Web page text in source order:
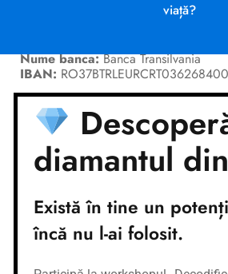
viață?
Nume banca:Banca Transilvania
IBAN:
Nume cont:
Nume banca:Banca Transilvania
IBAN:
Link-uri utile
Cursuri
Meditații
diamantul
Există în tine un
încă nu l-ai folosit.